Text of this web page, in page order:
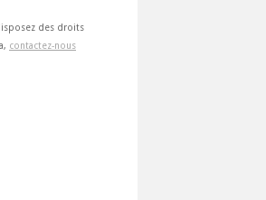
des droits
contactez-nous